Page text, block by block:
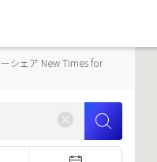
シェア New Times for